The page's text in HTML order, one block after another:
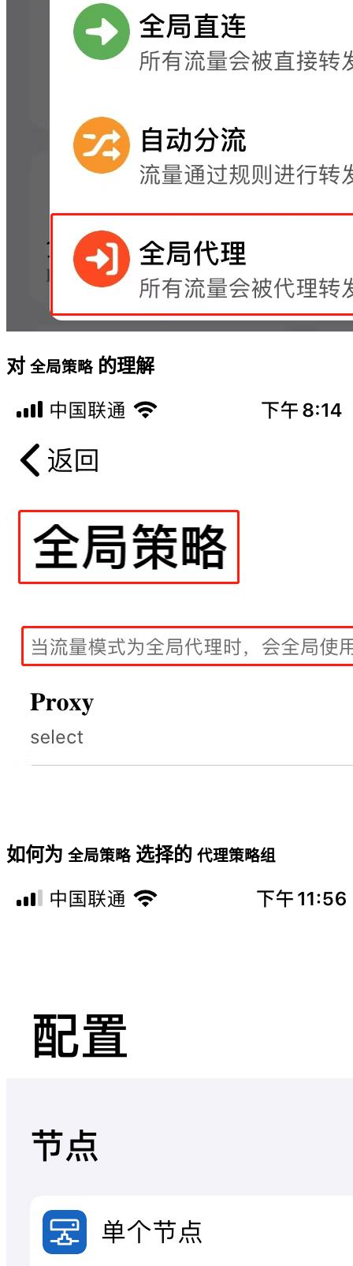
对 全局策略的理解
如何为 全局策略选择的 代理策略组